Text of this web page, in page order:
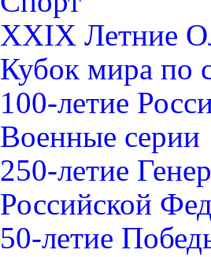
XXIX Летние
Кубок мира по
100-летие
Военные серии
250-летие
Российской
50-летие